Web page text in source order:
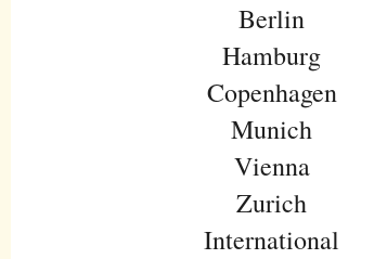
Berlin
Hamburg
Copenhagen
Munich
Vienna
Zurich
International